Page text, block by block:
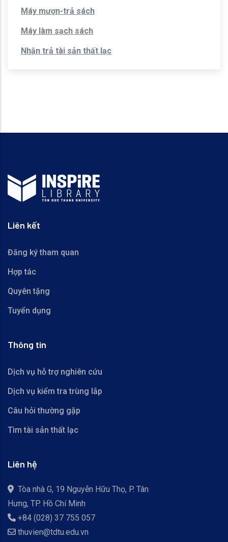
Máy mượn-trả sách
Máy làm sạch sách
Nhận trả tài sản thất lạc
Liên kết
Đăng ký tham quan
Hợp tác
Quyên tặng
Tuyển dụng
Thông tin
Dịch vụ hỗ trợ nghiên cứu
Dịch vụ kiểm tra trùng lắp
Câu hỏi thường gặp
Tìm tài sản thất lạc
Liên hệ
Tòa nhà G, 19 Nguyễn Hữu Thọ, P. Tân
Hưng, TP. Hồ Chí Minh
+84 (028) 37 755 057
thuvien@tdtu.edu.vn